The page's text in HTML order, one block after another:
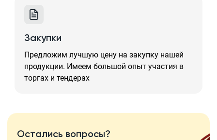
Закупки
Предложим лучшую цену на закупку нашей
продукции. Имеем большой опыт участия в
торгах и тендерах
Остались вопросы?